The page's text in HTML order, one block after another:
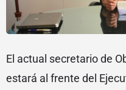
El actual secretario de
estará al frente del